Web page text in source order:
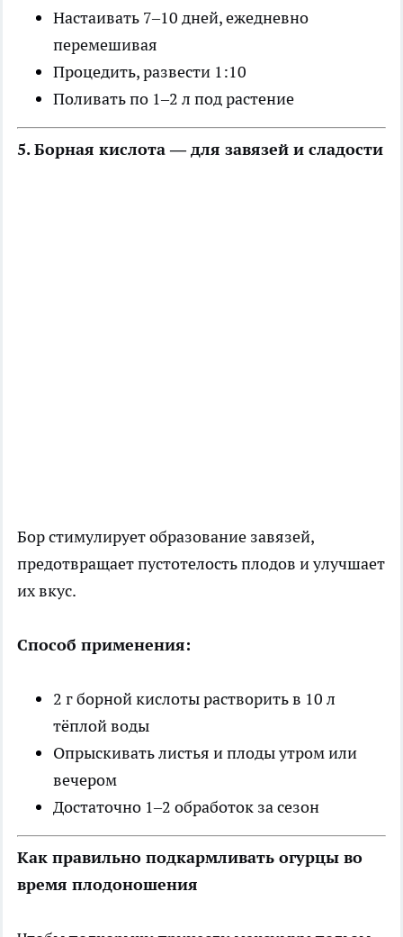
Настаивать 7–10 дней, ежедневно
перемешивая
Процедить, развести 1:10
Поливать по 1–2 л под растение
5. Борная кислота — для завязей и сладости
Бор стимулирует образование завязей,
предотвращает пустотелость плодов и улучшает
их вкус.
Способ применения:
2 г борной кислоты растворить в 10 л
тёплой воды
Опрыскивать листья и плоды утром или
вечером
Достаточно 1–2 обработок за сезон
Как правильно подкармливать огурцы во
время плодоношения